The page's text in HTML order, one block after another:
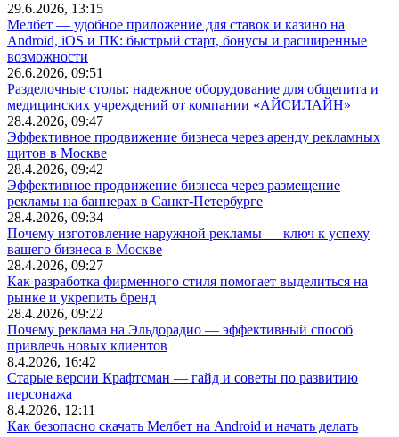
29.6.2026, 13:15
Мелбет — удобное приложение для ставок и казино на
Android, iOS и ПК: быстрый старт, бонусы и расширенные
возможности
26.6.2026, 09:51
Разделочные столы: надежное оборудование для общепита и
медицинских учреждений от компании «АЙСИЛАЙН»
28.4.2026, 09:47
Эффективное продвижение бизнеса через аренду рекламных
щитов в Москве
28.4.2026, 09:42
Эффективное продвижение бизнеса через размещение
рекламы на баннерах в Санкт-Петербурге
28.4.2026, 09:34
Почему изготовление наружной рекламы — ключ к успеху
вашего бизнеса в Москве
28.4.2026, 09:27
Как разработка фирменного стиля помогает выделиться на
рынке и укрепить бренд
28.4.2026, 09:22
Почему реклама на Эльдорадио — эффективный способ
привлечь новых клиентов
8.4.2026, 16:42
Старые версии Крафтсман — гайд и советы по развитию
персонажа
8.4.2026, 12:11
Как безопасно скачать Мелбет на Android и начать делать